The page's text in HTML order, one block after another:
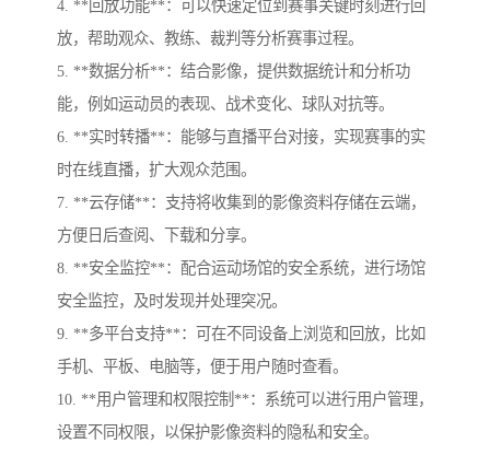
4. **回放功能**：可以快速定位到赛事关键时刻进行回
放，帮助观众、教练、裁判等分析赛事过程。
5. **数据分析**：结合影像，提供数据统计和分析功
能，例如运动员的表现、战术变化、球队对抗等。
6. **实时转播**：能够与直播平台对接，实现赛事的实
时在线直播，扩大观众范围。
7. **云存储**：支持将收集到的影像资料存储在云端，
方便日后查阅、下载和分享。
8. **安全监控**：配合运动场馆的安全系统，进行场馆
安全监控，及时发现并处理突况。
9. **多平台支持**：可在不同设备上浏览和回放，比如
手机、平板、电脑等，便于用户随时查看。
10. **用户管理和权限控制**：系统可以进行用户管理，
设置不同权限，以保护影像资料的隐私和安全。